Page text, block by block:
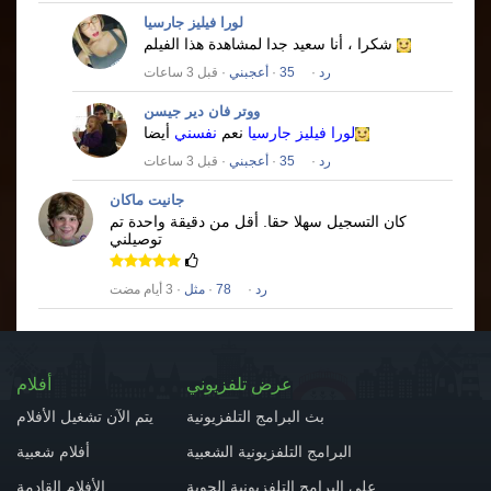
لورا فيليز جارسيا
رد ·
35
· أعجبني · قبل 3 ساعات
ووتر فان دير جيسن
لورا فيليز جارسيا نعم نفسني أيضا
رد ·
35
· أعجبني · قبل 3 ساعات
جانيت ماكان
كان التسجيل سهلا حقا. أقل من دقيقة واحدة تم
توصيلني
رد ·
78
· مثل · 3 أيام مضت
أفلام
يتم الآن تشغيل الأفلام
أفلام شعبية
الأفلام القادمة
عرض تلفزيوني
بث البرامج التلفزيونية
البرامج التلفزيونية الشعبية
على البرامج التلفزيونية الجوية